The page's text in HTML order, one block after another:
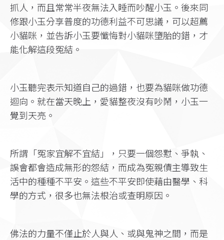
抓人，而且常常半夜無法入睡而吵醒小玉。後來同
修跟小玉分享普度的功德利益不可思議，可以超薦
小貓咪，並告訴小玉要懺悔對小貓咪墮胎的錯，才
能化解這段冤結。
小玉聽完表示知道自己的過錯，也要為貓咪做功德
迴向。就在當天晚上，愛貓整夜沒有吵鬧，小玉一
覺到天亮。
所謂「冤家宜解不宜結」，只要一個怨懟、爭執、
誤會都會造成無形的怨結，而成為冤親債主導致生
活中的種種不平安。這些不平安即使藉由醫學、科
學的方式，很多也無法根治或查明原因。
佛法的力量不僅止於人與人、或與鬼神之間，而是